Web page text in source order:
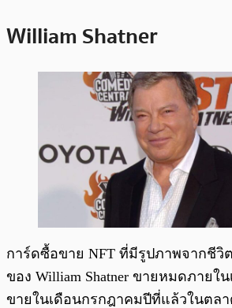
William Shatner
การ์ดซื้อขาย NFT ที่มีรูปภาพจากชีวิ
ของ William Shatner ขายหมดภายใน
ขายในเดือนกรกฎาคมปีที่แล้วในตล